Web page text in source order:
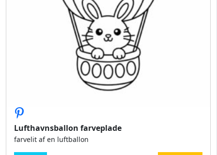
Lufthavnsballon farveplade
farvelit af en luftballon